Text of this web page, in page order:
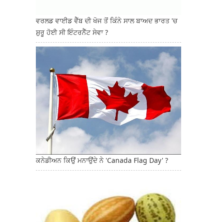
ਵਰਲਡ ਵਾਈਡ ਵੈੱਬ ਦੀ ਖੋਜ ਤੋਂ ਕਿੰਨੇ ਸਾਲ ਬਾਅਦ ਭਾਰਤ 'ਚ
ਸ਼ੁਰੂ ਹੋਈ ਸੀ ਇੰਟਰਨੈੱਟ ਸੇਵਾ ?
ਕਨੇਡੀਅਨ ਕਿਉਂ ਮਨਾਉਂਦੇ ਨੇ 'Canada Flag Day' ?